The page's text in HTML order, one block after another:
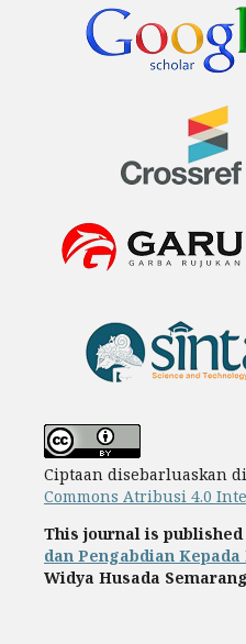
Ciptaan disebarluaskan
Commons Atribusi 4.0
This journal is published
dan Pengabdian
Widya Husada Semarang